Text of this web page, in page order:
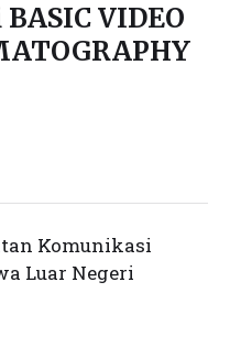
VIDEO
Komunikasi
Luar Negeri